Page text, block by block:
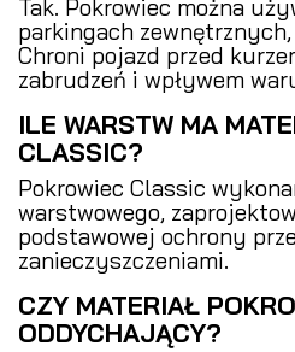
Tak. Pokrowiec można
parkingach
Chroni pojazd przed
zabrudzeń i wpływem
ILE WARSTW MA
CLASSIC?
Pokrowiec Classic
warstwowego,
podstawowej ochrony
zanieczyszczeniami.
CZY MATERIAŁ
ODDYCHAJĄCY?